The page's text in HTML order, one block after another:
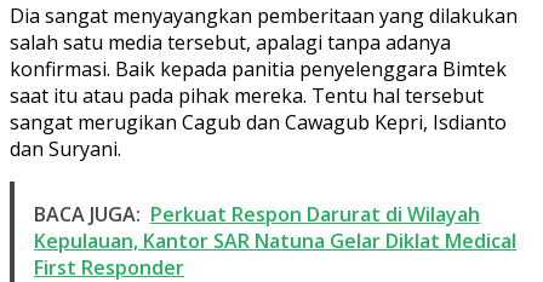
Dia sangat menyayangkan pemberitaan yang dilakukan
salah satu media tersebut, apalagi tanpa adanya
konfirmasi. Baik kepada panitia penyelenggara Bimtek
saat itu atau pada pihak mereka. Tentu hal tersebut
sangat merugikan Cagub dan Cawagub Kepri, Isdianto
dan Suryani.
BACA JUGA: Perkuat Respon Darurat di Wilayah
Kepulauan, Kantor SAR Natuna Gelar Diklat Medical
First Responder